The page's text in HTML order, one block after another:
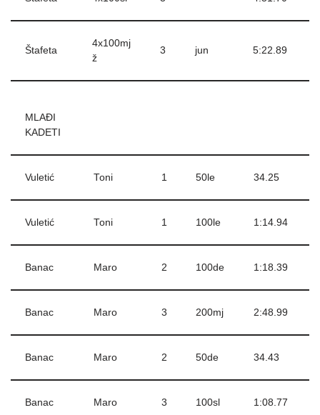
Štafeta
4x100mj
ž
3 jun 5:22.89
MLAĐI
KADETI
Vuletić Toni 1 50le 34.25
Vuletić Toni 1 100le 1:14.94
Banac Maro 2 100de 1:18.39
Banac Maro 3 200mj 2:48.99
Banac Maro 2 50de 34.43
Banac Maro 3 100sl 1:08.77